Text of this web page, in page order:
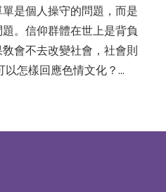
是個人操守的問題，而是
。信仰群體在世上是背負
會不去改變社會，社會則
怎樣回應色情文化？…